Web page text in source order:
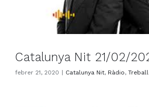
Catalunya Nit 21/02/
febrer 21, 2020 Catalunya Nit, Ràdio,